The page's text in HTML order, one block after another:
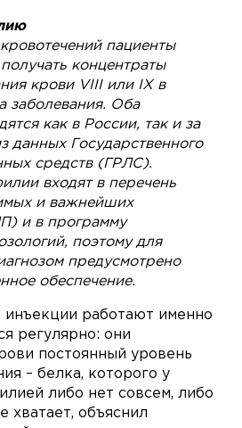
пациенты
концентраты
крови VIII или IX в
заболевания. Оба
как в России, так и за
данных Государственного
средств (ГРЛС).
входят в перечень
и важнейших
и в программу
поэтому для
предусмотрено
обеспечение.
инъекции работают именно
регулярно: они
постоянный уровень
– белка, которого у
либо нет совсем, либо
хватает, объяснил